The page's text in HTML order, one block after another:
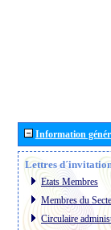
Information
Lettres
Etats Membres
Membres du
Circulaire